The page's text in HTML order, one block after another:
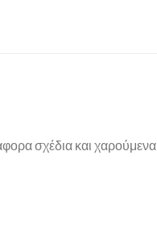
σχέδια και χαρούμενα